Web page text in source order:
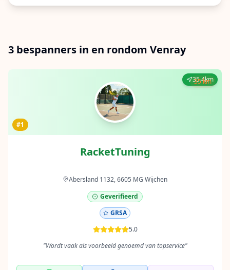
3 bespanners in en rondom Venray
35.4km
#1
RacketTuning
Abersland 1132, 6605 MG Wijchen
Geverifieerd
GRSA
5.0
"Wordt vaak als voorbeeld genoemd van topservice"
35 km